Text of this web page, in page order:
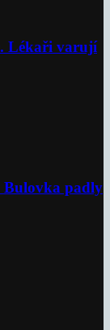
Lékaři varují
Bulovka padly